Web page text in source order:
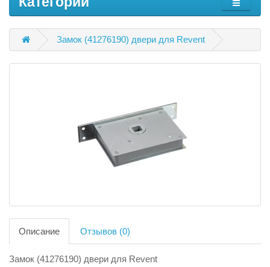
Замок (41276190) двери для Revent
Описание Отзывов (0)
Замок (41276190) двери для Revent